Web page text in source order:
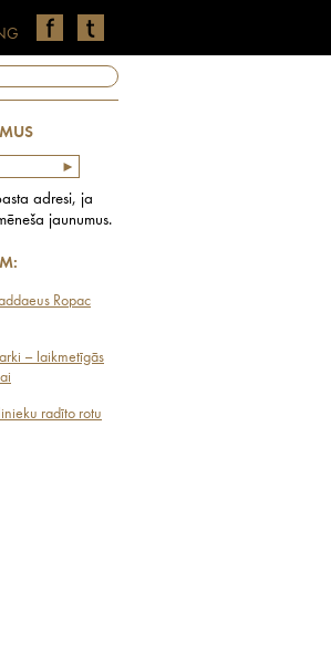
adresi, ja
jaunumus.
Ropac
– laikmetīgās
radīto rotu